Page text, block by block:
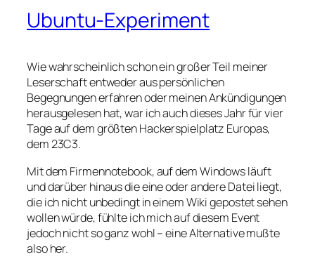
Ubuntu-Experiment
Wie wahrscheinlich schon ein großer Teil meiner
Leserschaft entweder aus persönlichen
Begegnungen erfahren oder meinen Ankündigungen
herausgelesen hat, war ich auch dieses Jahr für vier
Tage auf dem größten Hackerspielplatz Europas,
dem 23C3.
Mit dem Firmennotebook, auf dem Windows läuft
und darüber hinaus die eine oder andere Datei liegt,
die ich nicht unbedingt in einem Wiki gepostet sehen
wollen würde, fühlte ich mich auf diesem Event
jedoch nicht so ganz wohl – eine Alternative mußte
also her.